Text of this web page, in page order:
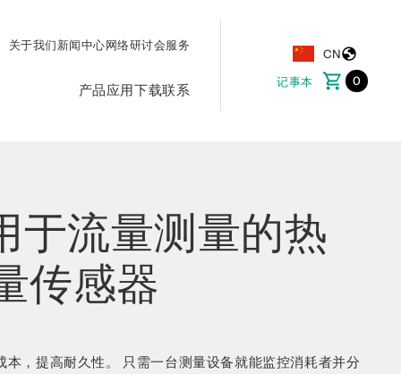
CN
记事本
0
关于我们新闻中心网络研讨会服务
产品应用下载联系
于流量测量的热
传感器
，提高耐久性。 只需一台测量设备就能监控消耗者并分